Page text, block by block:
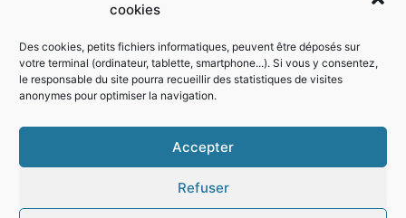
cookies
Des cookies, petits fichiers informatiques, peuvent être déposés sur
votre terminal (ordinateur, tablette, smartphone...). Si vous y consentez,
le responsable du site pourra recueillir des statistiques de visites
anonymes pour optimiser la navigation.
Accepter
Refuser